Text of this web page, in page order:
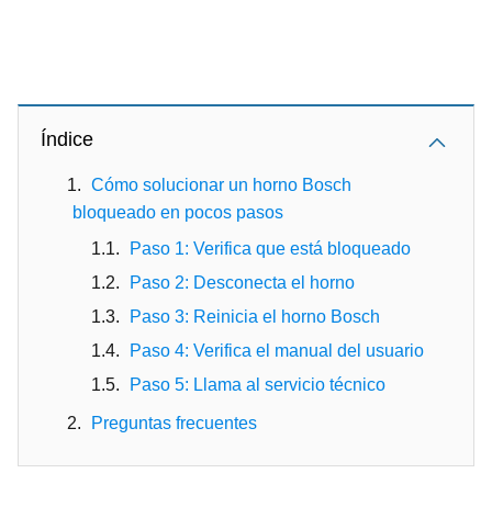
Índice
Cómo solucionar un horno Bosch
bloqueado en pocos pasos
Paso 1: Verifica que está bloqueado
Paso 2: Desconecta el horno
Paso 3: Reinicia el horno Bosch
Paso 4: Verifica el manual del usuario
Paso 5: Llama al servicio técnico
Preguntas frecuentes